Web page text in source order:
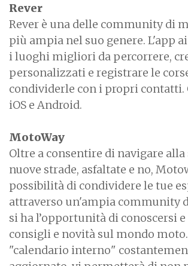
Rever
Rever è una delle community di
più ampia nel suo genere. L'app
i luoghi migliori da percorrere,
personalizzati e registrare le
condividerle con i propri contatti.
iOS e Android.
MotoWay
Oltre a consentire di navigare
nuove strade, asfaltate e no,
possibilità di condividere le tue
attraverso un'ampia community
si ha l’opportunità di conoscersi
consigli e novità sul mondo
"calendario interno"